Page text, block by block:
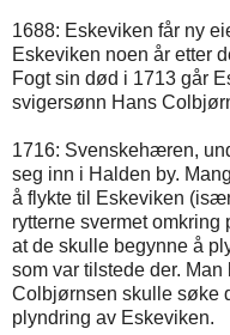
1688: Eskeviken får ny
Eskeviken noen år etter
Fogt sin død i 1713 går
svigersønn Hans
1716: Svenskehæren,
seg inn i Halden by.
å flykte til Eskeviken
rytterne svermet omkring
at de skulle begynne å
som var tilstede der.
Colbjørnsen skulle søke
plyndring av Eskeviken.